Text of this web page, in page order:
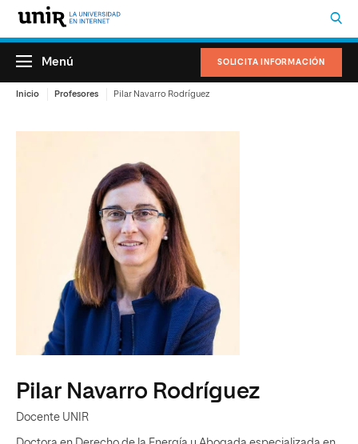
SOLICITA INFORMACIÓN
Menú
Inicio Profesores Pilar Navarro Rodríguez
Pilar Navarro Rodríguez
Docente UNIR